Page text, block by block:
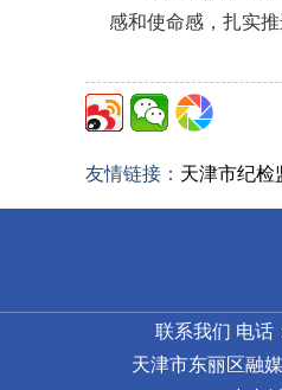
感和使命感，扎实
友情链接： 天津市纪检
联系我们 电话
天津市东丽区融